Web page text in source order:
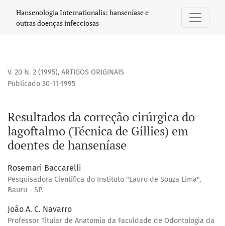
Resultados da correção cirúrgica do lagoftalmo (Técnica
Hansenologia Internationalis: hanseníase e
outras doenças infecciosas
V. 20 N. 2 (1995), ARTIGOS ORIGINAIS
Resultados da correção cirúrgica do
lagoftalmo (Técnica de Gillies) em
doentes de hanseníase
Publicado 30-11-1995
Rosemari Baccarelli
Pesquisadora Científica do Instituto "Lauro de Souza Lima",
Bauru - SP.
João A. C. Navarro
Professor Titular de Anatomia da Faculdade de Odontologia da